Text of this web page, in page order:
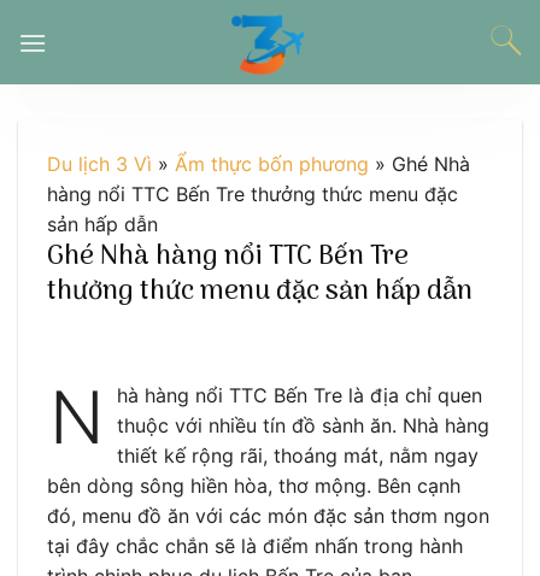
đến
Du lịch 3 Vì » Ẩm thực bốn phương » Ghé Nhà
hàng nổi TTC Bến Tre thưởng thức menu đặc
sản hấp dẫn
Ghé Nhà hàng nổi TTC Bến Tre
thưởng thức menu đặc sản hấp dẫn
N
hà hàng nổi TTC Bến Tre là địa chỉ quen
thuộc với nhiều tín đồ sành ăn. Nhà hàng
thiết kế rộng rãi, thoáng mát, nằm ngay
bên dòng sông hiền hòa, thơ mộng. Bên cạnh
đó, menu đồ ăn với các món đặc sản thơm ngon
tại đây chắc chắn sẽ là điểm nhấn trong hành